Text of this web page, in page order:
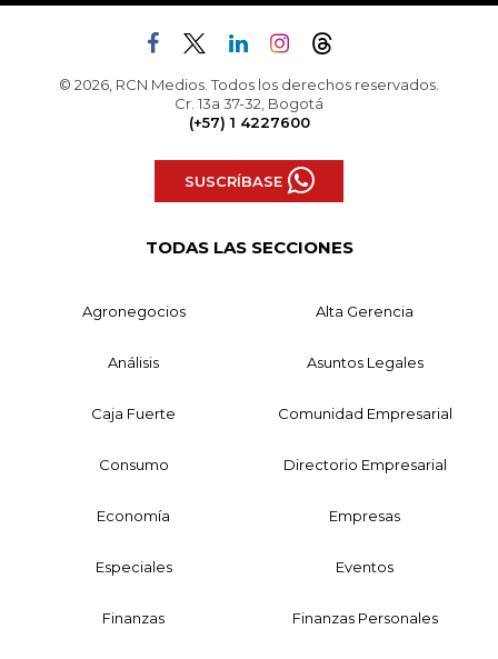
© 2026, RCN Medios. Todos los derechos reservados.
Cr. 13a 37-32, Bogotá
(+57) 1 4227600
SUSCRÍBASE
TODAS LAS SECCIONES
Agronegocios Alta Gerencia
Análisis Asuntos Legales
Caja Fuerte Comunidad Empresarial
Consumo Directorio Empresarial
Economía Empresas
Especiales Eventos
Finanzas Finanzas Personales